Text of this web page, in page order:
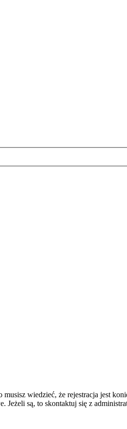
wiedzieć, że rejestracja jest
są, to skontaktuj się z